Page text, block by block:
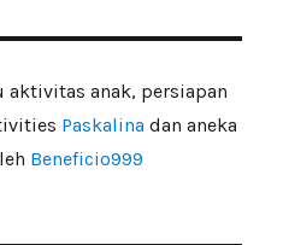
anak, persiapan
Paskalinadan aneka
Beneficio999